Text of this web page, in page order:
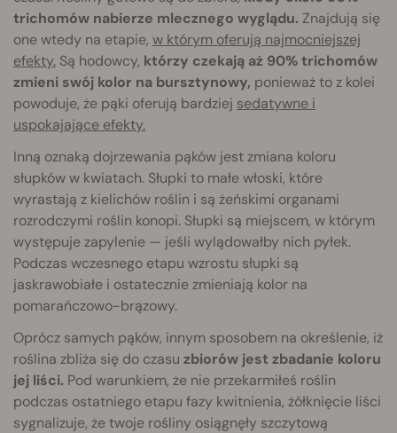
trichomów nabierze mlecznego wyglądu. Znajdują się
one wtedy na etapie, w którym oferują najmocniejszej
efekty. Są hodowcy, którzy czekają aż 90% trichomów
zmieni swój kolor na bursztynowy, ponieważ to z kolei
powoduje, że pąki oferują bardziej sedatywne i
uspokajające efekty.
Inną oznaką dojrzewania pąków jest zmiana koloru
słupków w kwiatach. Słupki to małe włoski, które
wyrastają z kielichów roślin i są żeńskimi organami
rozrodczymi roślin konopi. Słupki są miejscem, w którym
występuje zapylenie — jeśli wylądowałby nich pyłek.
Podczas wczesnego etapu wzrostu słupki są
jaskrawobiałe i ostatecznie zmieniają kolor na
pomarańczowo-brązowy.
Oprócz samych pąków, innym sposobem na określenie, iż
roślina zbliża się do czasu zbiorów jest zbadanie koloru
jej liści. Pod warunkiem, że nie przekarmiłeś roślin
podczas ostatniego etapu fazy kwitnienia, żółknięcie liści
sygnalizuje, że twoje rośliny osiągnęły szczytową